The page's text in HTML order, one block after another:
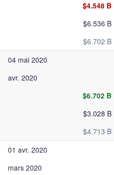
$4.548 B
$6.536 B
$6.702 B
04 mai 2020
avr. 2020
$6.702 B
$3.028 B
$4.713 B
01 avr. 2020
mars 2020